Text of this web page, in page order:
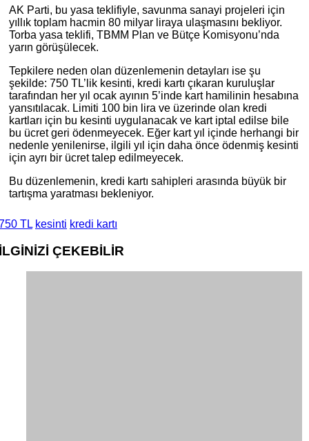
AK Parti, bu yasa teklifiyle, savunma sanayi projeleri için
yıllık toplam hacmin 80 milyar liraya ulaşmasını bekliyor.
Torba yasa teklifi, TBMM Plan ve Bütçe Komisyonu’nda
yarın görüşülecek.
Tepkilere neden olan düzenlemenin detayları ise şu
şekilde: 750 TL’lik kesinti, kredi kartı çıkaran kuruluşlar
tarafından her yıl ocak ayının 5’inde kart hamilinin hesabına
yansıtılacak. Limiti 100 bin lira ve üzerinde olan kredi
kartları için bu kesinti uygulanacak ve kart iptal edilse bile
bu ücret geri ödenmeyecek. Eğer kart yıl içinde herhangi bir
nedenle yenilenirse, ilgili yıl için daha önce ödenmiş kesinti
için ayrı bir ücret talep edilmeyecek.
Bu düzenlemenin, kredi kartı sahipleri arasında büyük bir
tartışma yaratması bekleniyor.
TL kesinti kredi kartı
ÇEKEBİLİR